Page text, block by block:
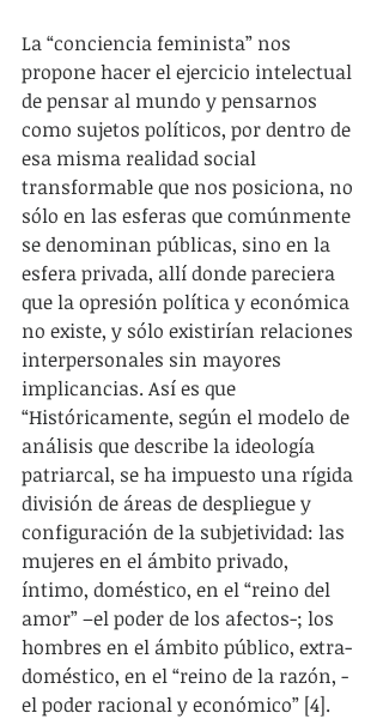
La “conciencia feminista” nos
propone hacer el ejercicio intelectual
de pensar al mundo y pensarnos
como sujetos políticos, por dentro de
esa misma realidad social
transformable que nos posiciona, no
sólo en las esferas que comúnmente
se denominan públicas, sino en la
esfera privada, allí donde pareciera
que la opresión política y económica
no existe, y sólo existirían relaciones
interpersonales sin mayores
implicancias. Así es que
“Históricamente, según el modelo de
análisis que describe la ideología
patriarcal, se ha impuesto una rígida
división de áreas de despliegue y
configuración de la subjetividad: las
mujeres en el ámbito privado,
íntimo, doméstico, en el “reino del
amor” –el poder de los afectos-; los
hombres en el ámbito público, extra-
doméstico, en el “reino de la razón, -
el poder racional y económico” [4].